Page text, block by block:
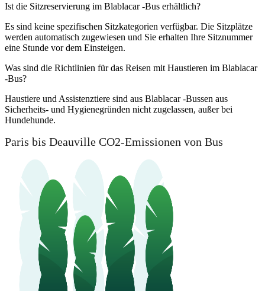
Ist die Sitzreservierung im Blablacar -Bus erhältlich?
Es sind keine spezifischen Sitzkategorien verfügbar. Die Sitzplätze
werden automatisch zugewiesen und Sie erhalten Ihre Sitznummer
eine Stunde vor dem Einsteigen.
Was sind die Richtlinien für das Reisen mit Haustieren im Blablacar
-Bus?
Haustiere und Assistenztiere sind aus Blablacar -Bussen aus
Sicherheits- und Hygienegründen nicht zugelassen, außer bei
Hundehunde.
Paris bis Deauville CO2-Emissionen von Bus